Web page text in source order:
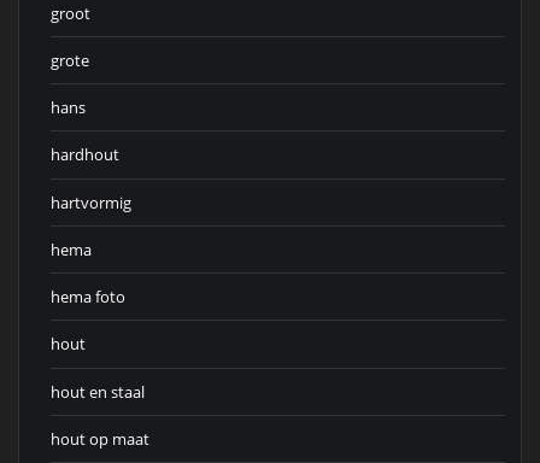
groot
grote
hans
hardhout
hartvormig
hema
hema foto
hout
hout en staal
hout op maat